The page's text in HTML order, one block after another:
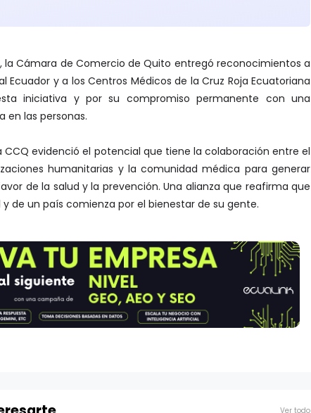
la Cámara de Comercio de Quito entregó reconocimientos a
Ecuador y a los Centros Médicos de la Cruz Roja Ecuatoriana
iniciativa y por su compromiso permanente con una
las personas.
CCQ evidenció el potencial que tiene la colaboración entre el
humanitarias y la comunidad médica para generar
de la salud y la prevención. Una alianza que reafirma que
de un país comienza por el bienestar de su gente.
Ver todo